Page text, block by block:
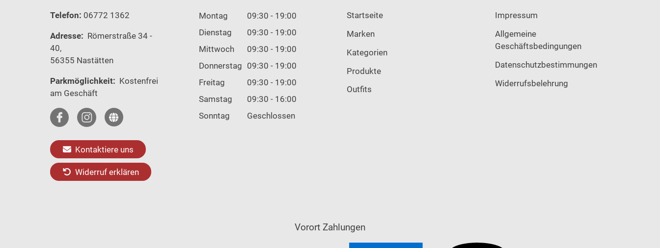
Telefon: 06772 1362
Adresse: Römerstraße 34 -
40,
56355 Nastätten
Parkmöglichkeit: Kostenfrei
am Geschäft
Kontaktiere uns
Widerruf erklären
Montag
09:30 - 19:00
Dienstag
09:30 - 19:00
Mittwoch
09:30 - 19:00
Donnerstag 09:30 - 19:00
Freitag
09:30 - 19:00
Samstag
09:30 - 16:00
Sonntag
Geschlossen
Startseite
Marken
Kategorien
Produkte
Outfits
Impressum
Allgemeine
Geschäftsbedingungen
Datenschutzbestimmungen
Widerrufsbelehrung
Vorort Zahlungen